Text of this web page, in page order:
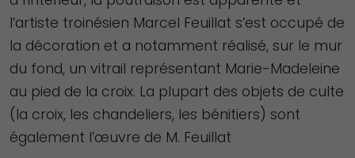
l’artiste troinésien Marcel Feuillat s’est occupé de
la décoration et a notamment réalisé, sur le mur
du fond, un vitrail représentant Marie-Madeleine
au pied de la croix. La plupart des objets de culte
(la croix, les chandeliers, les bénitiers) sont
également l’œuvre de M. Feuillat